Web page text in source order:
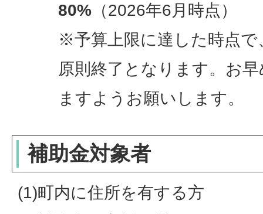
80% （2026年6月時点）
※予算上限に達した時点で
原則終了となります。お
ますようお願いします。
補助金対象者
(1)町内に住所を有する方